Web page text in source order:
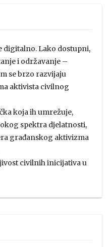
digitalno. Lako dostupni,
i održavanje –
se brzo razvijaju
aktivista civilnog
koja ih umrežuje,
spektra djelatnosti,
građanskog aktivizma
civilnih inicijativa u